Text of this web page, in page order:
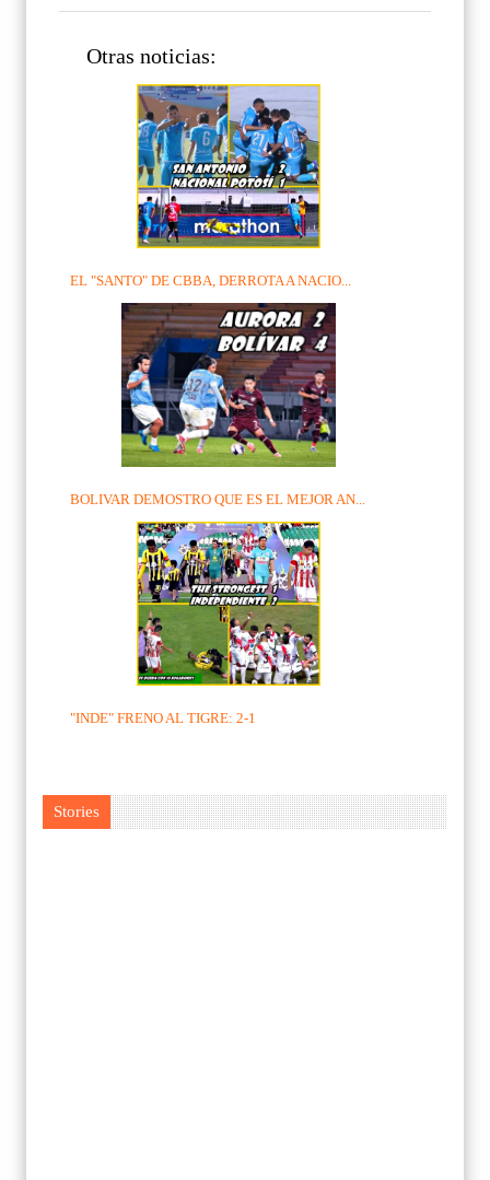
Otras noticias:
EL "SANTO" DE CBBA, DERROTA A NACIO...
BOLIVAR DEMOSTRO QUE ES EL MEJOR AN...
"INDE" FRENO AL TIGRE: 2-1
Stories